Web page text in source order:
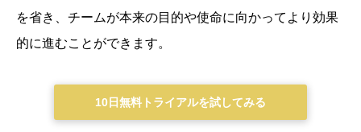
を省き、チームが本来の目的や使命に向かってより効果
的に進むことができます。
10日無料トライアルを試してみる